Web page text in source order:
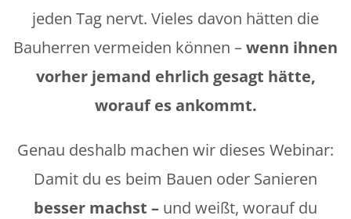
jeden Tag nervt. Vieles davon hätten die
Bauherren vermeiden können –wenn ihnen
vorher jemand ehrlich gesagt hätte,
worauf es ankommt.
Genau deshalb machen wir dieses Webinar:
Damit du es beim Bauen oder Sanieren
besser machst – und weißt, worauf du